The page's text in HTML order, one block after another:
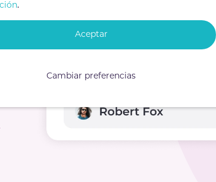
.
Cambiar preferencias
Aceptar